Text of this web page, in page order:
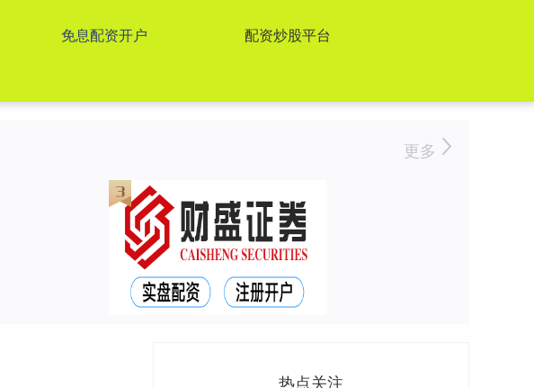
免息配资开户 配资炒股平台
更多
热点关注